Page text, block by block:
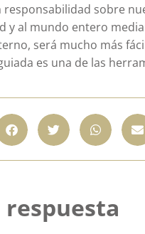
responsabilidad sobre
y al mundo entero
será mucho más
es una de las
respuesta